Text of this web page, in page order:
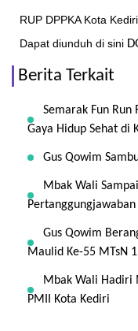
RUP DPPKA Kota Kediri
Dapat diunduh di sini
Berita Terkait
Semarak Fun Run
Gaya Hidup Sehat di
Gus Qowim
Mbak Wali
Gus Qowim
Maulid Ke-55 MTsN
Mbak Wali Hadiri
PMII Kota Kediri